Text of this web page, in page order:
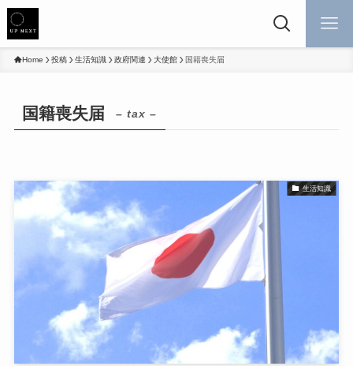
Home 投稿 生活知識 政府関連 大使館 国籍喪失届
国籍喪失届 – tax –
生活知識